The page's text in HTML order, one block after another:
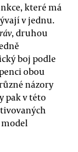
které má
v jednu.
, druhou
boj podle
obou
názory
pak v této